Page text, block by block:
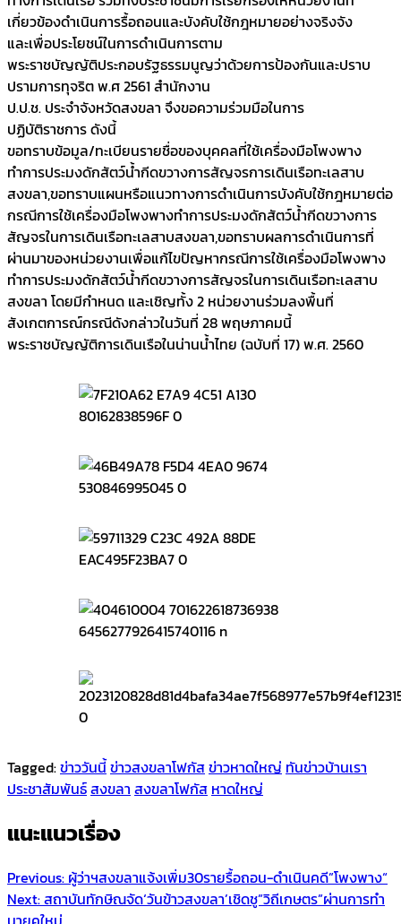
เกี่ยวข้องดำเนินการรื้อถอนและบังคับใช้กฎหมายอย่างจริงจัง
และเพื่อประโยชน์ในการดำเนินการตาม
พระราชบัญญัติประกอบรัฐธรรมนูญว่าด้วยการป้องกันและปราบ
ปรามการทุจริต พ.ศ 2561 สำนักงาน
ป.ป.ช. ประจำจังหวัดสงขลา จึงขอความร่วมมือในการ
ปฏิบัติราชการ ดังนี้
ขอทราบข้อมูล/ทะเบียนรายชื่อของบุคคลที่ใช้เครื่องมือโพงพาง
ทำการประมงดักสัตว์น้ำกีดขวางการสัญจรการเดินเรือทะเลสาบ
สงขลา,ขอทราบแผนหรือแนวทางการดำเนินการบังคับใช้กฎหมายต่อ
กรณีการใช้เครื่องมือโพงพางทำการประมงดักสัตว์น้ำกีดขวางการ
สัญจรในการเดินเรือทะเลสาบสงขลา,ขอทราบผลการดำเนินการที่
ผ่านมาของหน่วยงานเพื่อแก้ไขปัญหากรณีการใช้เครื่องมือโพงพาง
ทำการประมงดักสัตว์น้ำกีดขวางการสัญจรในการเดินเรือทะเลสาบ
สงขลา โดยมีกำหนด และเชิญทั้ง 2 หน่วยงานร่วมลงพื้นที่
สังเกตการณ์กรณีดังกล่าวในวันที่ 28 พฤษภาคมนี้
พระราชบัญญัติการเดินเรือในน่านน้ำไทย (ฉบับที่ 17) พ.ศ. 2560
Tagged:ข่าววันนี้ข่าวสงขลาโฟกัสข่าวหาดใหญ่ ทันข่าวบ้านเรา
ประชาสัมพันธ์สงขลา สงขลาโฟกัส หาดใหญ่
แนะแนวเรื่อง
Previous: ผู้ว่าฯสงขลาแจ้งเพิ่ม30รายรื้อถอน-ดำเนินคดี”โพงพาง“
Next:สถาบันทักษิณจัด‘วันข้าวสงขลา’เชิดชู”วิถีเกษตร”ผ่านการทำ